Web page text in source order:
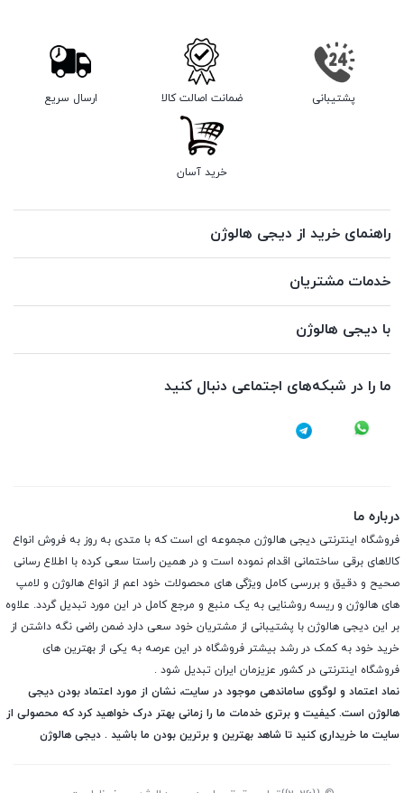
پشتیبانی ضمانت اصالت کالا ارسال سریع
خرید آسان
راهنمای خرید از دیجی هالوژن
خدمات مشتریان
با دیجی هالوژن
ما را در شبکه‌های اجتماعی دنبال کنید
درباره ما
فروشگاه اینترنتی دیجی هالوژن مجموعه ای است که با متدی به روز به فروش انواع
کالاهای برقی ساختمانی اقدام نموده است و در همین راستا سعی کرده با اطلاع رسانی
صحیح و دقیق و بررسی کامل ویژگی های محصولات خود اعم از انواع هالوژن و لامپ
های هالوژن و ریسه روشنایی به یک منبع و مرجع کامل در این مورد تبدیل گردد. علاوه
بر این دیجی هالوژن با پشتیبانی از مشتریان خود سعی دارد ضمن راضی نگه داشتن از
خرید خود به کمک در رشد بیشتر فروشگاه در این عرصه به یکی از بهترین های
فروشگاه اینترنتی در کشور عزیزمان ایران تبدیل شود .
نماد اعتماد و لوگوی ساماندهی موجود در سایت، نشان از مورد اعتماد بودن دیجی
هالوژن است. کیفیت و برتری خدمات ما را زمانی بهتر درک خواهید کرد که محصولی از
سایت ما خریداری کنید تا شاهد بهترین و برترین بودن ما باشید . دیجی هالوژن